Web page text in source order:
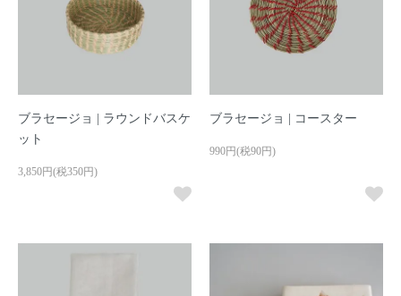
ブラセージョ | ラウンドバスケ
ット
3,850円(税350円)
ブラセージョ | コースター
990円(税90円)